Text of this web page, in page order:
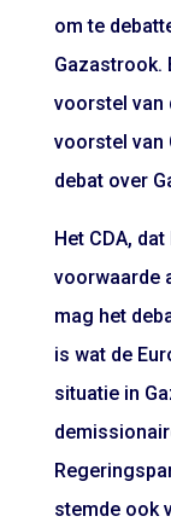
om te
Gazastrook.
voorstel van
voorstel van
debat over
Het CDA,
voorwaarde
mag het
is wat de
situatie in
stemde ook